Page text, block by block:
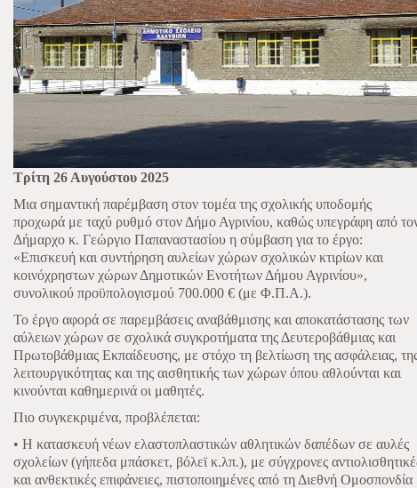
Τρίτη 26 Αυγούστου 2025
Μια σημαντική παρέμβαση στον τομέα της σχολικής υποδομής
προχωρά με ταχύ ρυθμό στον Δήμο Αγρινίου, καθώς υπεγράφη από
Δήμαρχο κ. Γεώργιο Παπαναστασίου η σύμβαση για το έργο:
«Επισκευή και συντήρηση αυλείων χώρων σχολικών κτιρίων και
κοινόχρηστων χώρων Δημοτικών Ενοτήτων Δήμου Αγρινίου»,
συνολικού προϋπολογισμού 700.000 € (με Φ.Π.Α.).
Το έργο αφορά σε παρεμβάσεις αναβάθμισης και αποκατάστασης των
αύλειων χώρων σε σχολικά συγκροτήματα της Δευτεροβάθμιας και
Πρωτοβάθμιας Εκπαίδευσης, με στόχο τη βελτίωση της ασφάλειας,
λειτουργικότητας και της αισθητικής των χώρων όπου αθλούνται και
κινούνται καθημερινά οι μαθητές.
Πιο συγκεκριμένα, προβλέπεται:
• Η κατασκευή νέων ελαστοπλαστικών αθλητικών δαπέδων σε αυλές
σχολείων (γήπεδα μπάσκετ, βόλεϊ κ.λπ.), με σύγχρονες
και ανθεκτικές επιφάνειες, πιστοποιημένες από τη Διεθνή Ομοσπονδία